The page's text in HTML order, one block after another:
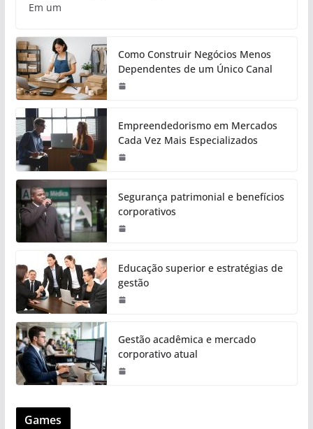
Em um
Como Construir Negócios Menos
Dependentes de um Único Canal
Empreendedorismo em Mercados
Cada Vez Mais Especializados
Segurança patrimonial e benefícios
corporativos
Educação superior e estratégias de
gestão
Gestão acadêmica e mercado
corporativo atual
Games